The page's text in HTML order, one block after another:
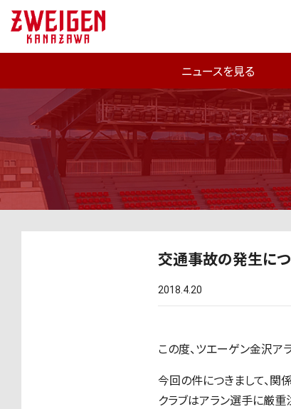
ニュースを見る
交通事故の発生に
2018.4.20
この度、ツエーゲン金沢ア
今回の件につきまして、関
クラブはアラン選手に厳